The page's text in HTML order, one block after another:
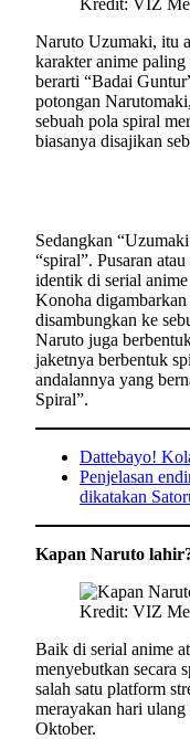
Naruto Uzumaki, itu
karakter anime
berarti “Badai
potongan
sebuah pola spiral
biasanya disajikan
Sedangkan
“spiral”. Pusaran
identik di serial
Konoha
disambungkan ke
Naruto juga
jaketnya berbentuk
andalannya yang
Spiral”.
Dattebayo!
Penjelasan
dikatakan
Kapan Naruto
Kredit: VIZ
Baik di serial anime
menyebutkan secara
salah satu platform
merayakan hari
Oktober.